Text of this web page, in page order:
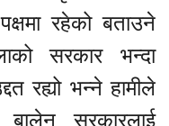
रहेको बताउने
सरकार भन्दा
रह्यो भन्ने हामीले
सरकारलाई